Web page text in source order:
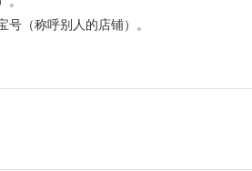
号（称呼别人的店铺）。